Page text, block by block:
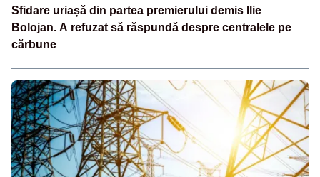
Sfidare uriașă din partea premierului demis Ilie
Bolojan. A refuzat să răspundă despre centralele pe
cărbune